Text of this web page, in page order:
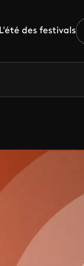
L'été des festivals